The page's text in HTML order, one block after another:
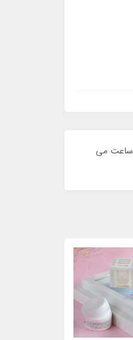
کرم ضد افتاب رنگی لانسون شماره یک و نیم (بژ نرمال) دارای هلو گرام طلایی ،40 میل ،پوشش کرم پودری فاقد چربی ، کاملا مات بدون ایجاد جوش وماندگاری تا ۸ ساعت می